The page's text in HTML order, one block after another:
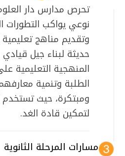
تحرص مدارس دار
نوعي يواكب التطورات
وتقديم مناهج تعليمية
حديثة لبناء جيل
المنهجية التعليمية
الطلبة وتنمية
ومبتكرة، حيث تستخدم
لتمكين قادة الغد.
مسارات المرحلة الثانوية